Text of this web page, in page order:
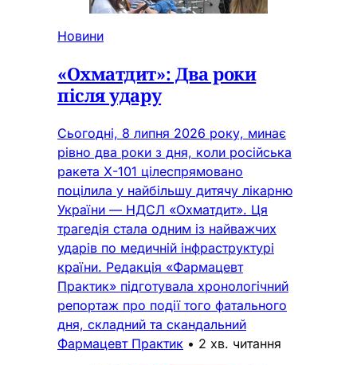
Новини
«Охматдит»: Два роки
після удару
Сьогодні, 8 липня 2026 року, минає
рівно два роки з дня, коли російська
ракета Х-101 цілеспрямовано
поцілила у найбільшу дитячу лікарню
України — НДСЛ «Охматдит». Ця
трагедія стала одним із найважчих
ударів по медичній інфраструктурі
країни. Редакція «Фармацевт
Практик» підготувала хронологічний
репортаж про події того фатального
дня, складний та скандальний
Фармацевт Практик • 2 хв. читання